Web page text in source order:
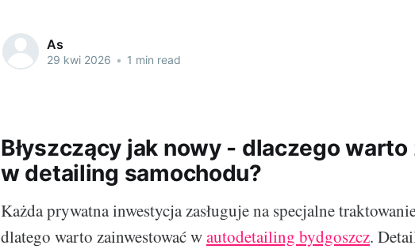
As
29 kwi 2026 • 1 min read
Błyszczący jak nowy - dlaczego
w detailing samochodu?
Każda prywatna inwestycja zasługuje na specjalne
dlatego warto zainwestować wautodetailing bydgoszcz.